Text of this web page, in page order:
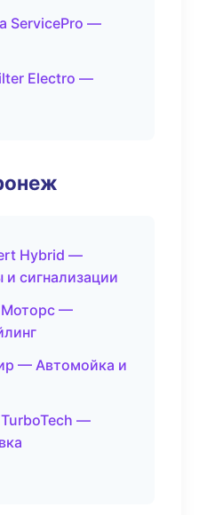
ServicePro —
Electro —
Hybrid —
сигнализации
Моторс —
— Автомойка и
—